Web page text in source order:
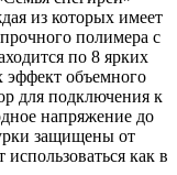
из которых имеет
полимера с
по 8 ярких
эффект объемного
для подключения к
напряжение до
защищены от
как в